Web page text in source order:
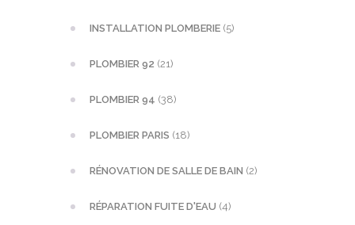
INSTALLATION PLOMBERIE (5)
PLOMBIER 92 (21)
PLOMBIER 94 (38)
PLOMBIER PARIS (18)
RÉNOVATION DE SALLE DE BAIN (2)
RÉPARATION FUITE D'EAU (4)